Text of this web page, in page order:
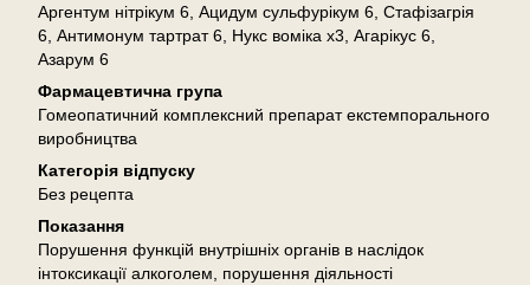
Аргентум нітрікум 6, Ацидум сульфурікум 6, Стафізагрія
6, Антимонум тартрат 6, Нукс воміка х3, Агарікус 6,
Азарум 6
Фармацевтична група
Гомеопатичний комплексний препарат екстемпорального
виробництва
Категорія відпуску
Без рецепта
Показання
Порушення функцій внутрішніх органів в наслідок
інтоксикації алкоголем, порушення діяльності